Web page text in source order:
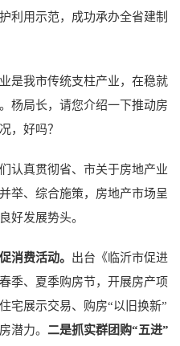
利用示范，成功承办全省建制
是我市传统支柱产业，在稳就
杨局长，请您介绍一下推动房
，好吗？
认真贯彻省、市关于房地产业
举、综合施策，房地产市场呈
好发展势头。
消费活动。 出台《临沂市促进
季、夏季购房节，开展房产项
宅展示交易、购房“以旧换新”
潜力。 二是抓实群团购“五进”